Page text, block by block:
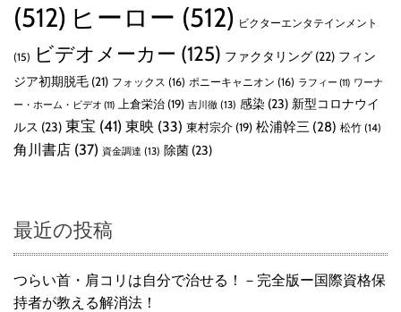
(512) ヒーロー (512) ビクターエンタテインメント
(15) ビデオメーカー (125) ファクタリング (22) フィン
ジア初期脱毛 (21) フォックス (16) ポニーキャニオン (16) ラフィー (11) ワーナ
ー・ホーム・ビデオ (11) 上倉栄治 (19) 吉川徹 (13) 感染 (23) 新型コロナウイ
ルス (23) 東宝 (41) 東映 (33) 東村宗介 (19) 松浦幹三 (28) 松竹 (14)
角川書店 (37) 資金調達 (13) 除菌 (23)
最近の投稿
つらい首・肩コリは自分で治せる！－完全版ー国際資格保
持者が教える解消法！